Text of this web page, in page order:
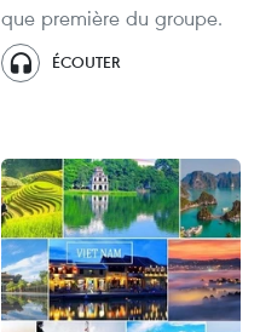
que première du groupe.
ÉCOUTER